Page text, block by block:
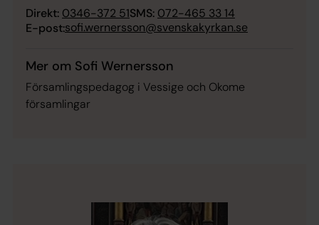
Direkt: 0346-372 51SMS: 072-465 33 14
E-post:sofi.wernersson@svenskakyrkan.se
Mer om Sofi Wernersson
Församlingspedagog i Vessige och Okome
församlingar